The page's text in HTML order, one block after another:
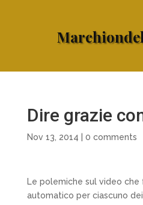
Dire grazie
Nov 13, 2014 0 comments
Le polemiche sul video che
automatico per ciascuno